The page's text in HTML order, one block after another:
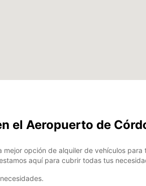
el Aeropuerto de
opción de alquiler de vehículos
aquí para cubrir todas tus